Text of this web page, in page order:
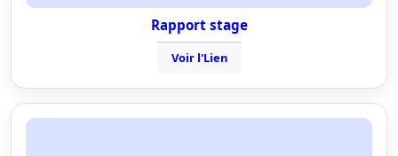
Rapport stage
Voir l'Lien